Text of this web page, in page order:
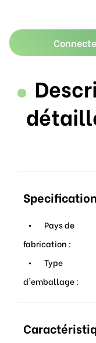
Pays de
fabrication :
Type
d'emballage :